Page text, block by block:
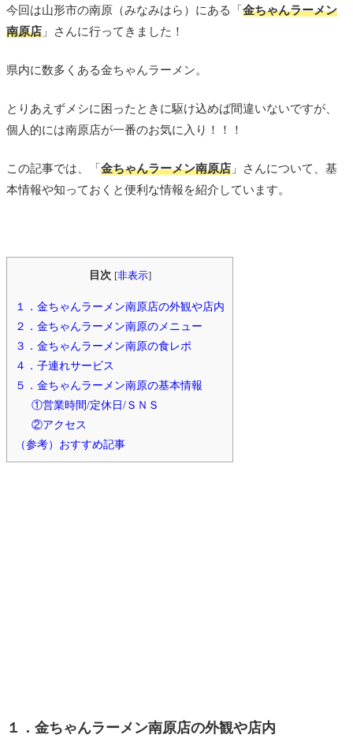
今回は山形市の南原（みなみはら）にある「 金ちゃんラーメン
南原店 」さんに行ってきました！
県内に数多くある金ちゃんラーメン。
とりあえずメシに困ったときに駆け込めば間違いないですが、
個人的には南原店が一番のお気に入り！！！
この記事では、「 金ちゃんラーメン南原店 」さんについて、基
本情報や知っておくと便利な情報を紹介しています。
目次 [非表示]
１．金ちゃんラーメン南原店の外観や店内
２．金ちゃんラーメン南原のメニュー
３．金ちゃんラーメン南原の食レポ
４．子連れサービス
５．金ちゃんラーメン南原の基本情報
①営業時間/定休日/ＳＮＳ
②アクセス
（参考）おすすめ記事
１．金ちゃんラーメン南原店の外観や店内